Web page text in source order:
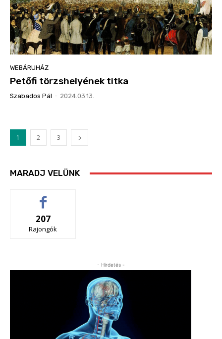
WEBÁRUHÁZ
Petőfi törzshelyének titka
Szabados Pál - 2024.03.13.
1 2 3
MARADJ VELÜNK
207
Rajongók
- Hirdetés -